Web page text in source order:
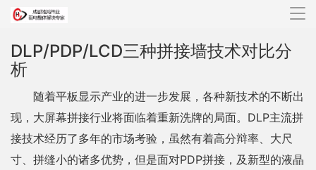
导
DLP/PDP/LCD三种拼接墙技术对比分
析
随着平板显示产业的进一步发展，各种新技术的不断出
现，大屏幕拼接行业将面临着重新洗牌的局面。DLP主流拼
接技术经历了多年的市场考验，虽然有着高分辩率、大尺
寸、拼缝小的诸多优势，但是面对PDP拼接，及新型的液晶